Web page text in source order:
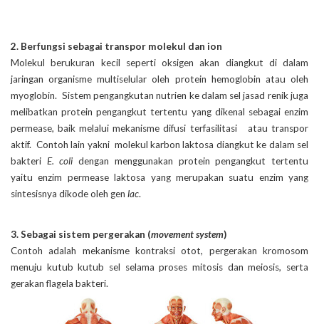
2. Berfungsi sebagai transpor molekul dan ion
Molekul berukuran kecil seperti oksigen akan diangkut di dalam
jaringan organisme multiselular oleh protein hemoglobin atau oleh
myoglobin. Sistem pengangkutan nutrien ke dalam sel jasad renik juga
melibatkan protein pengangkut tertentu yang dikenal sebagai enzim
permease, baik melalui mekanisme difusi terfasilitasi atau transpor
aktif. Contoh lain yakni molekul karbon laktosa diangkut ke dalam sel
bakteri E. colidengan menggunakan protein pengangkut tertentu
yaitu enzim permease laktosa yang merupakan suatu enzim yang
sintesisnya dikode oleh gen lac.
3. Sebagai sistem pergerakan (movement system)
Contoh adalah mekanisme kontraksi otot, pergerakan kromosom
menuju kutub kutub sel selama proses mitosis dan meiosis, serta
gerakan flagela bakteri.